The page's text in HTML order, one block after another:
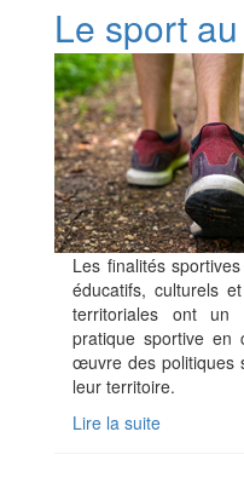
Le sport
Les finalités
éducatifs, culturels
territoriales ont un
pratique sportive en
œuvre des politiques
leur territoire.
Lire la suite